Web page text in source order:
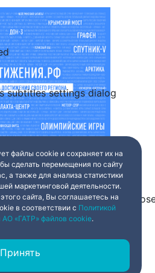
subtitles settings dialog
Share
Escape will cancel and
файлы cookie и сохраняет их на
сделать перемещения по сайту
а также для анализа статистики
маркетинговой деятельности.
сайта, Вы соглашаетесь на
в соответствии с Политикой
АО «ГАТР» файлов cookie.
Принять